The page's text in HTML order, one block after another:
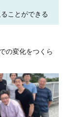
ことができる
の変化をつくら